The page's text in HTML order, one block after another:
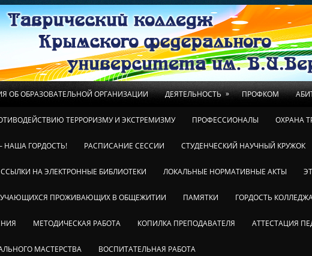
ОБ ОБРАЗОВАТЕЛЬНОЙ ОРГАНИЗАЦИИ ДЕЯТЕЛЬНОСТЬ » ПРОФКОМ
ТЕРРОРИЗМУ И ЭКСТРЕМИЗМУ ПРОФЕССИОНАЛЫ ОХРАНА
ГОРДОСТЬ! РАСПИСАНИЕ СЕССИИ СТУДЕНЧЕСКИЙ НАУЧНЫЙ КРУЖОК
ССЫЛКИ НА ЭЛЕКТРОННЫЕ БИБЛИОТЕКИ ЛОКАЛЬНЫЕ НОРМАТИВНЫЕ АКТЫ
ПРОЖИВАЮЩИХ В ОБЩЕЖИТИИ ПАМЯТКИ ГОРДОСТЬ
МЕТОДИЧЕСКАЯ РАБОТА КОПИЛКА ПРЕПОДАВАТЕЛЯ АТТЕСТАЦИЯ
МАСТЕРСТВА ВОСПИТАТЕЛЬНАЯ РАБОТА